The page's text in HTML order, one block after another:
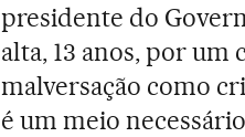
presidente do
alta, 13 anos, por um
malversação como
é um meio